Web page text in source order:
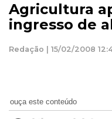
Agricultura
ingresso de
Redação | 15/02/2008
ouça este conteúdo